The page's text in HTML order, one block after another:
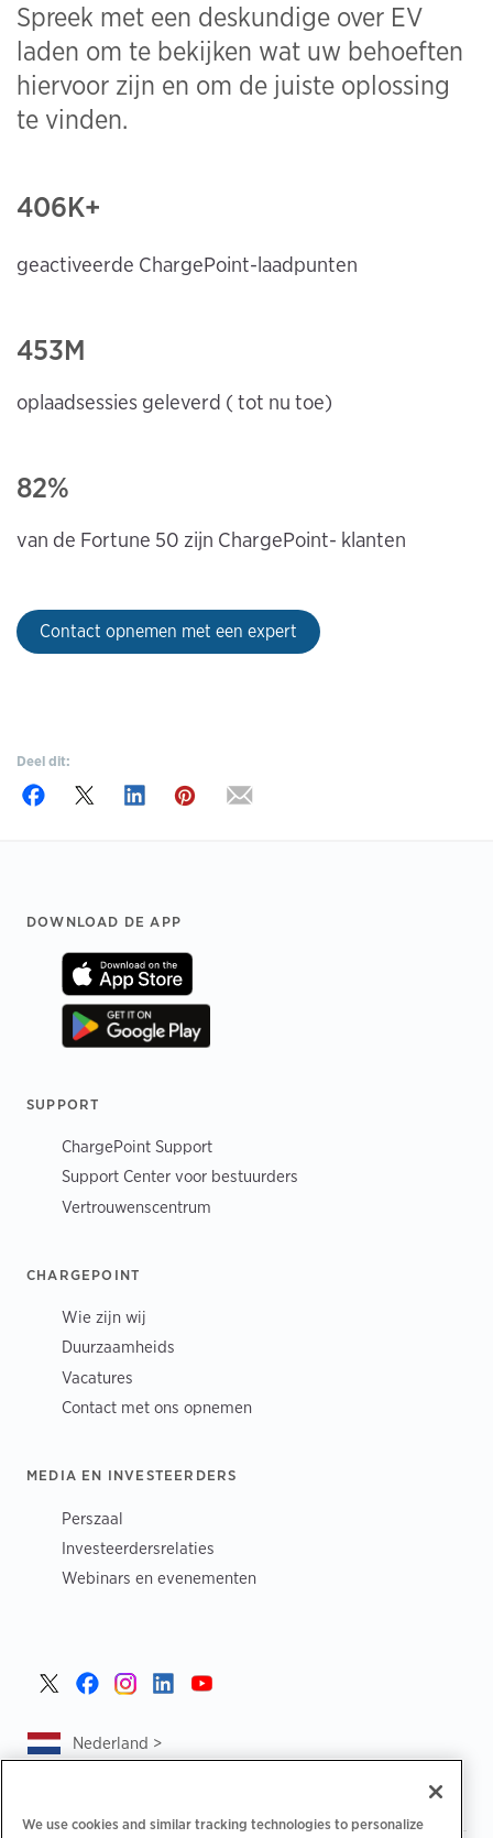
Spreek met een deskundige over EV
laden om te bekijken wat uw behoeften
hiervoor zijn en om de juiste oplossing
te vinden.
406K+
geactiveerde ChargePoint-laadpunten
453M
oplaadsessies geleverd (tot nu toe)
82%
van de Fortune 50 zijn ChargePoint- klanten
Contact opnemen met een expert
Deel dit:
Footer
DOWNLOAD DE APP
SUPPORT
ChargePoint Support
Support Center voor bestuurders
Vertrouwenscentrum
CHARGEPOINT
Wie zijn wij
Duurzaamheids
Vacatures
Contact met ons opnemen
MEDIA EN INVESTEERDERS
Perszaal
Investeerdersrelaties
Webinars en evenementen
Nederland >
We use cookies and similar tracking technologies to personalize